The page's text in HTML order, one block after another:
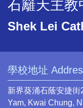
石籬天主教
Shek Lei
學校地址
新界葵涌石蔭安捷
Yam, Kwai Chung,